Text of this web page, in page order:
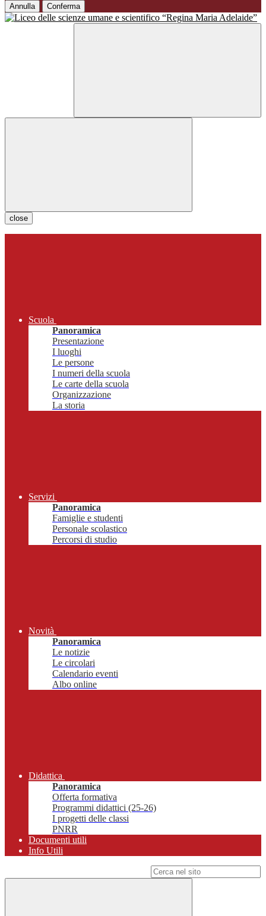
Annulla Conferma
close
Scuola
Panoramica
Presentazione
I luoghi
Le persone
I numeri della scuola
Le carte della scuola
Organizzazione
La storia
Servizi
Panoramica
Famiglie e studenti
Personale scolastico
Percorsi di studio
Novità
Panoramica
Le notizie
Le circolari
Calendario eventi
Albo online
Didattica
Panoramica
Offerta formativa
Programmi didattici (25-26)
I progetti delle classi
PNRR
Documenti utili
Info Utili